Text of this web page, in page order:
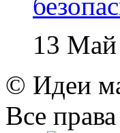
13 Май
© Идеи
Все